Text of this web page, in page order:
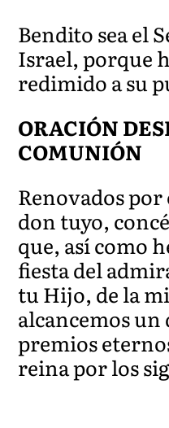
Bendito sea el
Israel, porque
redimido a su
ORACIÓN
COMUNIÓN
Renovados
don tuyo,
que, así como
fiesta del
tu Hijo, de la
alcancemos un
premios
reina por los